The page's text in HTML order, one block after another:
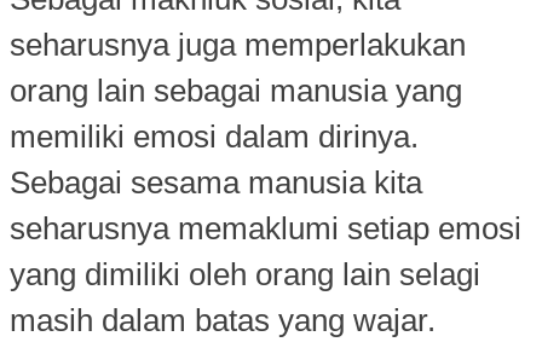
seharusnya juga memperlakukan
orang lain sebagai manusia yang
memiliki emosi dalam dirinya.
Sebagai sesama manusia kita
seharusnya memaklumi setiap emosi
yang dimiliki oleh orang lain selagi
masih dalam batas yang wajar.